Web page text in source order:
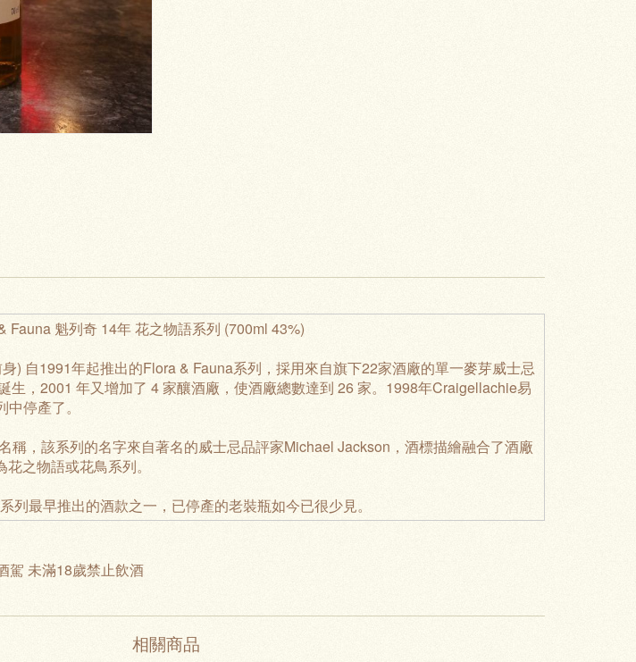
Fauna 魁列奇 14年 花之物語系列 (700ml 43%)
) 自1991年起推出的Flora & Fauna系列，採用來自旗下22家酒廠的單一麥芽威士忌
生，2001 年又增加了 4 家釀酒廠，使酒廠總數達到 26 家。1998年Craigellachie易
停產了。
稱，該系列的名字來自著名的威士忌品評家Michael Jackson，酒標描繪融合了酒廠
之物語或花鳥系列。
列最早推出的酒款之一，已停產的老裝瓶如今已很少見。
駕 未滿18歲禁止飲酒
相關商品